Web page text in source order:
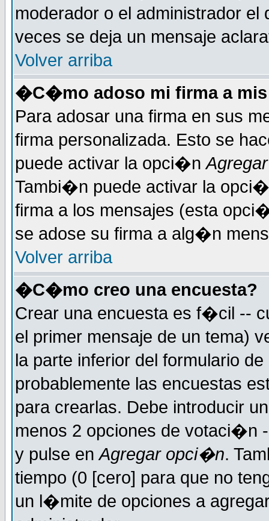
moderador o el administrador
veces se deja un mensaje
Volver arriba
�C�mo adoso mi firma a mis
Para adosar una firma en sus
firma personalizada. Esto se
puede activar la opci�n
Tambi�n puede activar la
firma a los mensajes (esta
se adose su firma a alg�n
Volver arriba
�C�mo creo una encuesta?
Crear una encuesta es f�cil --
el primer mensaje de un
la parte inferior del formulario
probablemente las encuestas
para crearlas. Debe introducir
menos 2 opciones de votaci�n
y pulse enAgregar opci�n.
tiempo (0 [cero] para que no
un l�mite de opciones a